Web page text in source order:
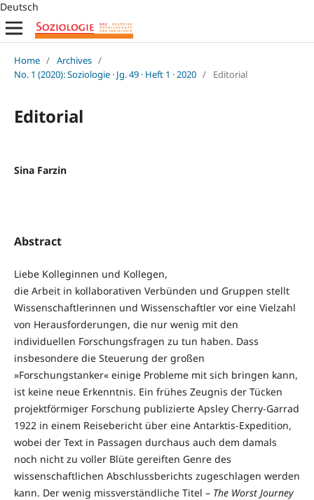
Deutsch
Home / Archives /
No. 1 (2020): Soziologie · Jg. 49 · Heft 1 · 2020 / Editorial
Editorial
Sina Farzin
Abstract
Liebe Kolleginnen und Kollegen,
die Arbeit in kollaborativen Verbünden und Gruppen stellt
Wissenschaftlerinnen und Wissenschaftler vor eine Vielzahl
von Herausforderungen, die nur wenig mit den
individuellen Forschungsfragen zu tun haben. Dass
insbesondere die Steuerung der großen
»Forschungstanker« einige Probleme mit sich bringen kann,
ist keine neue Erkenntnis. Ein frühes Zeugnis der Tücken
projektförmiger Forschung publizierte Apsley Cherry-Garrad
1922 in einem Reisebericht über eine Antarktis-Expedition,
wobei der Text in Passagen durchaus auch dem damals
noch nicht zu voller Blüte gereiften Genre des
wissenschaftlichen Abschlussberichts zugeschlagen werden
kann. Der wenig missverständliche Titel – The Worst Journey